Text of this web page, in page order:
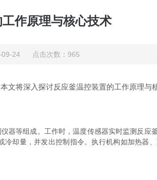
作原理与核心技术
09-24 点击次数：965
深入探讨反应釜温控装置的工作原理与
等组成。工作时，温度传感器实时监测反应
却量，并发出控制指令。执行机构如加热器